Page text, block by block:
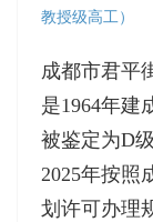
教授级高工）
成都市君平
是1964年建
被鉴定为D
2025年按照
划许可办理